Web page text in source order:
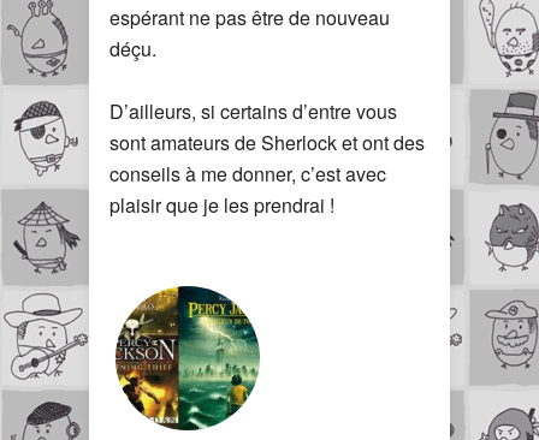
espérant ne pas être de nouveau
déçu.
D’ailleurs, si certains d’entre vous
sont amateurs de Sherlock et ont des
conseils à me donner, c’est avec
plaisir que je les prendrai !